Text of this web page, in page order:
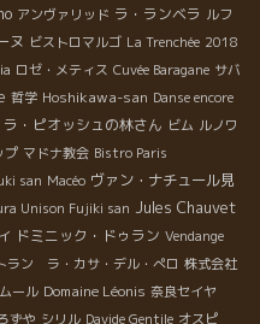
アンヴァリッド ラ・ランベラ ルフ
ヌ ビストロマルゴ La Trenchée 2018
ロゼ・メティス Cuvée Baragane サバ
哲学 Hoshikawa-san Danse encore
ラ・ピオッシュの林さん ビム ルノワ
プ マドナ教会 Bistro Paris
san Macéo ヴァン・ナチュール見
Unison Fujiki san Jules Chauvet
ドミニック・ドゥラン Vendange
ラン ラ・カサ・デル・ぺロ 株式会社
ール Domaine Léonis 奈良セイヤ
ずや シリル Davide Gentile オスピ